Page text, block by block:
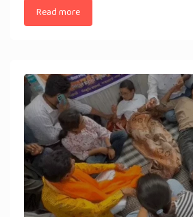
Read more